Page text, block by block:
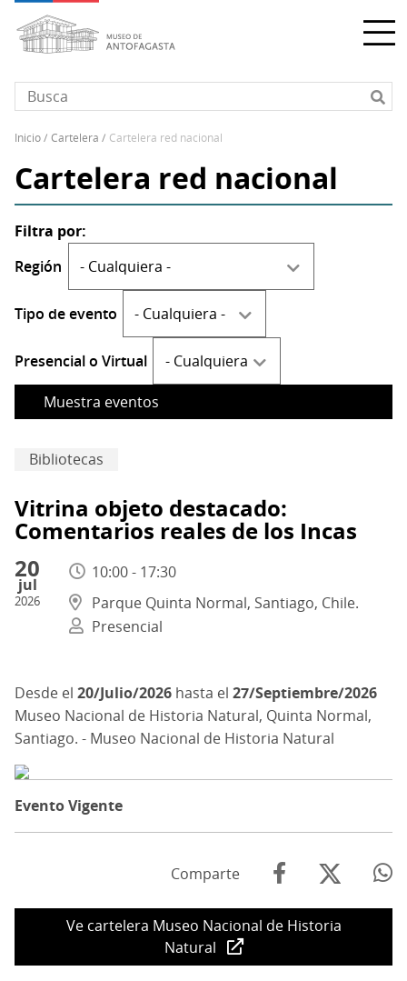
contenido
principal
enlaces
de
ayuda
a
la
navegación
inicio cartelera cartelera red nacional
Cartelera red nacional
Región
Tipo de evento
Presencial o Virtual
Bibliotecas
Vitrina objeto destacado:
Comentarios reales de los Incas
20
jul
2026
10:00 - 17:30
Parque Quinta Normal, Santiago, Chile.
Presencial
20/Julio/2026 hasta el 27/Septiembre/2026
Museo Nacional de Historia Natural, Quinta Normal,
Santiago. - Museo Nacional de Historia Natural
Evento Vigente
Comparte
Ve cartelera Museo Nacional de Historia
Natural